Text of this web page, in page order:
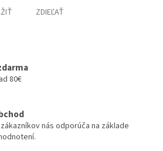
ZDIEĽAŤ
80€
nás odporúča na základe